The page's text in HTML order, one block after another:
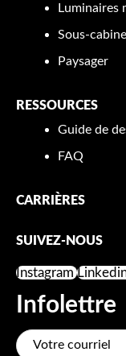
Luminaires
Sous-
Paysager
RESSOURCES
Guide de
FAQ
CARRIÈRES
SUIVEZ-NOUS
Instagram
Infolettre